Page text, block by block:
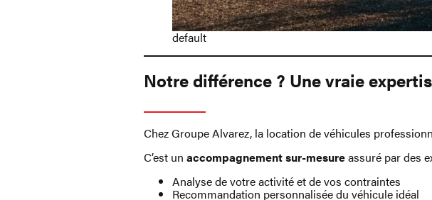
default
Notre différence ? Une vraie
Chez Groupe Alvarez, la location de véhicules
C’est unaccompagnement sur-mesureassuré par des
Analyse de votre activité et de vos contraintes
Recommandation personnalisée du véhicule idéal